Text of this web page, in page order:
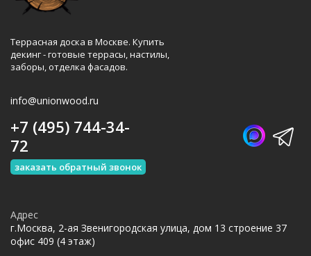
Террасная доска в Москве. Купить
декинг - готовые террасы, настилы,
заборы, отделка фасадов.
info@unionwood.ru
+7 (495) 744-34-
72
заказать обратный звонок
Адрес
г.Москва, 2-ая Звенигородская улица, дом 13 строение 37
офис 409 (4 этаж)